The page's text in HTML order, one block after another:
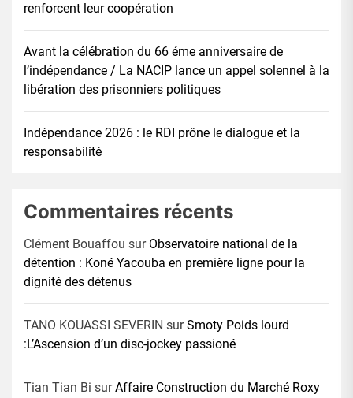
renforcent leur coopération
Avant la célébration du 66 éme anniversaire de
l’indépendance / La NACIP lance un appel solennel à la
libération des prisonniers politiques
Indépendance 2026 : le RDI prône le dialogue et la
responsabilité
Commentaires récents
Clément Bouaffou sur Observatoire national de la
détention : Koné Yacouba en première ligne pour la
dignité des détenus
TANO KOUASSI SEVERIN surSmoty Poids lourd
:L’Ascension d’un disc-jockey passioné
Tian Tian Bi surAffaire Construction du Marché Roxy